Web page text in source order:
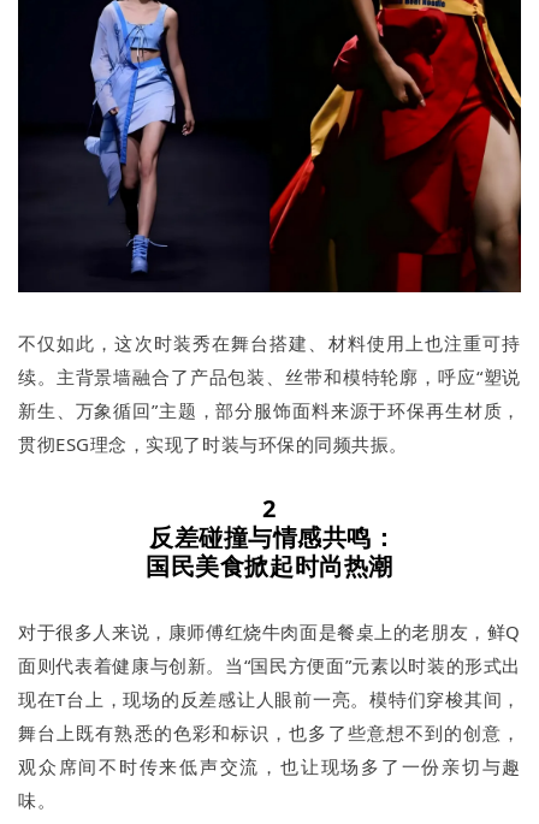
不仅如此，这次时装秀在舞台搭建、材料使用上也注重可持
续。主背景墙融合了产品包装、丝带和模特轮廓，呼应“塑说
新生、万象循回”主题，部分服饰面料来源于环保再生材质，
贯彻ESG理念，实现了时装与环保的同频共振。
2
反差碰撞与情感共鸣：
国民美食掀起时尚热潮
对于很多人来说，康师傅红烧牛肉面是餐桌上的老朋友，鲜Q
面则代表着健康与创新。当“国民方便面”元素以时装的形式出
现在T台上，现场的反差感让人眼前一亮。模特们穿梭其间，
舞台上既有熟悉的色彩和标识，也多了些意想不到的创意，
观众席间不时传来低声交流，也让现场多了一份亲切与趣
味。